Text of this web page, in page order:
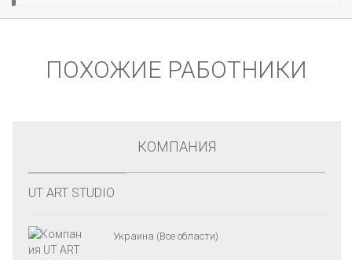
ПОХОЖИЕ РАБОТНИКИ
КОМПАНИЯ
UT ART STUDIO
Украина (Все области)